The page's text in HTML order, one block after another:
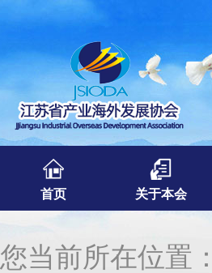
首页 关于本会
您当前所在位置：